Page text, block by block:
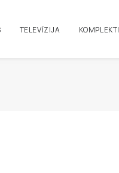
TELEVĪZIJA KOMPLEKTI